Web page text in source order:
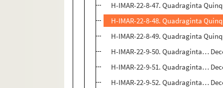
H-IMAR-22-8-47. Quadraginta
H-IMAR-22-8-48. Quadraginta
H-IMAR-22-8-49. Quadraginta
H-IMAR-22-9-50. Quadraginta…
H-IMAR-22-9-51. Quadraginta…
H-IMAR-22-9-52. Quadraginta…